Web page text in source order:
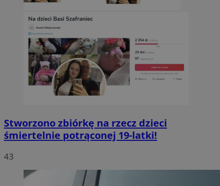
Stworzono zbiórkę na rzecz dzieci
śmiertelnie potrąconej 19-latki!
43